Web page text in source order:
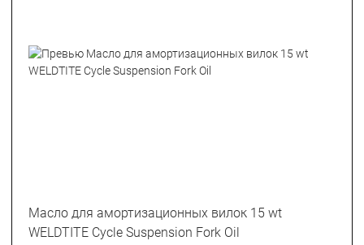
Масло для амортизационных вилок 15 wt
WELDTITE Cycle Suspension Fork Oil